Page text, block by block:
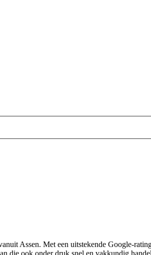
Assen. Met een uitstekende Google-
die ook onder druk snel en vakkundig